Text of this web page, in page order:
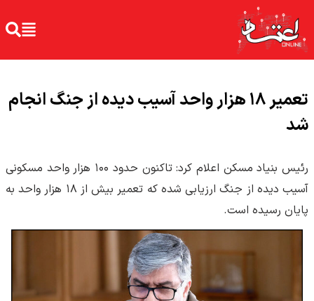
تعمیر ۱۸ هزار واحد آسیب دیده از جنگ انجام
شد
رئیس بنیاد مسکن اعلام کرد: تاکنون حدود ۱۰۰ هزار واحد مسکونی
آسیب دیده از جنگ ارزیابی شده که تعمیر بیش از ۱۸ هزار واحد به
پایان رسیده است.